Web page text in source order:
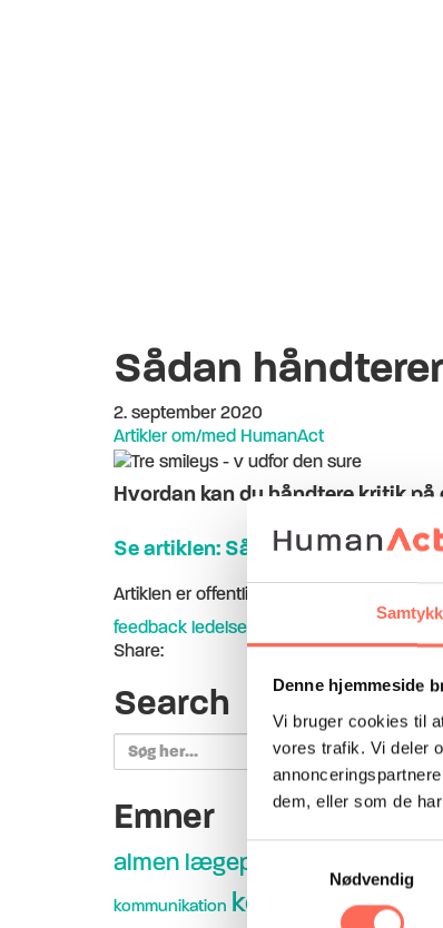
Denne hjemmeside
Vi bruger cookies til
vores trafik. Vi deler
dem, eller som de
Samtykkevalg
Nødvendig
Sådan
2. september 2020
Artikler om/med HumanAct
Hvordan kan du håndtere kritik
Se artiklen: Sådan håndterer du
Artiklen er offentliggjort i Offentlig Ledelse
feedback ledelse
Share:
Search
Search
for:
Emner
almen lægepraksis
kommunikation konflikthåndtering